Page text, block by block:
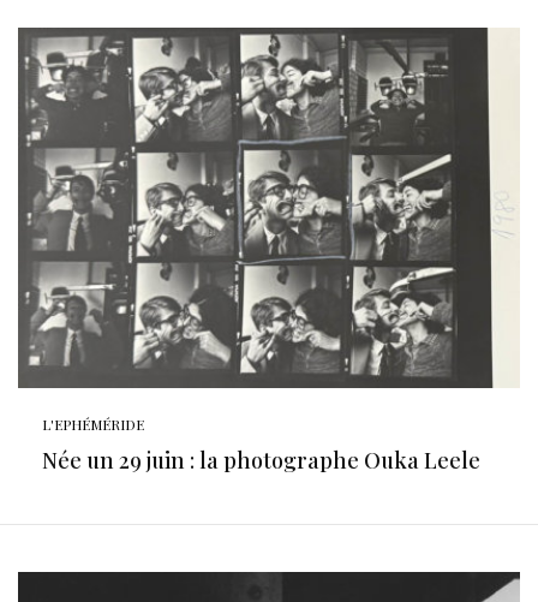
L'EPHÉMÉRIDE
Née un 29 juin : la photographe Ouka Leele